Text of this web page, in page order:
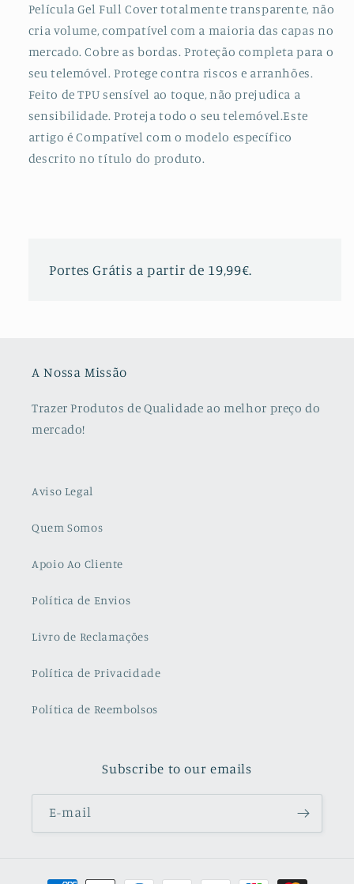
Verso
para
Samsung
Galaxy
S21
ultra
Verso
para
Samsung
Galaxy
S21
ultra
Película Gel Full Cover totalmente transparente, não
cria volume, compatível com a maioria das capas no
mercado. Cobre as bordas. Proteção completa para o
seu telemóvel. Protege contra riscos e arranhões.
Feito de TPU sensível ao toque, não prejudica a
sensibilidade. Proteja todo o seu telemóvel.Este
artigo é Compatível com o modelo específico
descrito no título do produto.
Portes Grátis a partir de 19,99€.
A Nossa Missão
Trazer Produtos de Qualidade ao melhor preço do
mercado!
Aviso Legal
Quem Somos
Apoio Ao Cliente
Política de Envios
Livro de Reclamações
Política de Privacidade
Política de Reembolsos
Subscribe to our emails
E-mail
Métodos